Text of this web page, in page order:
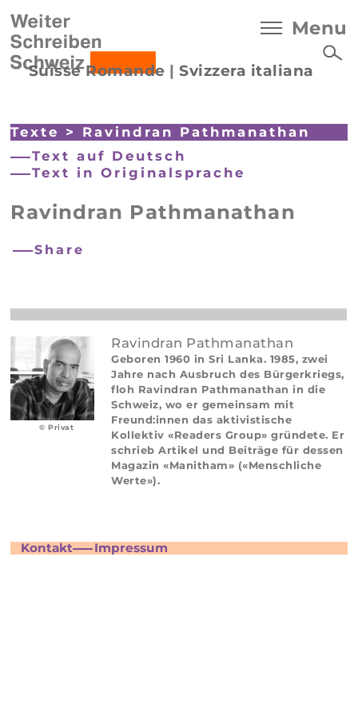
Suisse Romande |Svizzera italiana
Menu
Texte > Ravindran Pathmanathan
Text auf Deutsch
Text in Originalsprache
Ravindran Pathmanathan
Share
© Privat
Ravindran Pathmanathan
Geboren 1960 in Sri Lanka. 1985, zwei
Jahre nach Ausbruch des Bürgerkriegs,
floh Ravindran Pathmanathan in die
Schweiz, wo er gemeinsam mit
Freund:innen das aktivistische
Kollektiv «Readers Group» gründete. Er
schrieb Artikel und Beiträge für dessen
Magazin «Manitham» («Menschliche
Werte»).
Kontakt Impressum